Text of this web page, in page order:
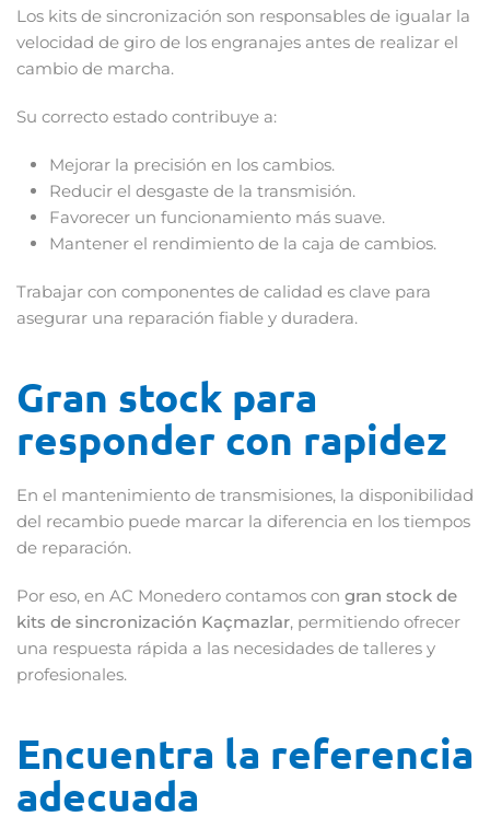
Los kits de sincronización son responsables de igualar la
velocidad de giro de los engranajes antes de realizar el
cambio de marcha.
Su correcto estado contribuye a:
Mejorar la precisión en los cambios.
Reducir el desgaste de la transmisión.
Favorecer un funcionamiento más suave.
Mantener el rendimiento de la caja de cambios.
Trabajar con componentes de calidad es clave para
asegurar una reparación fiable y duradera.
Gran stock para
responder con rapidez
En el mantenimiento de transmisiones, la disponibilidad
del recambio puede marcar la diferencia en los tiempos
de reparación.
Por eso, en AC Monedero contamos con gran stock de
kits de sincronización Kaçmazlar, permitiendo ofrecer
una respuesta rápida a las necesidades de talleres y
profesionales.
Encuentra la referencia
adecuada